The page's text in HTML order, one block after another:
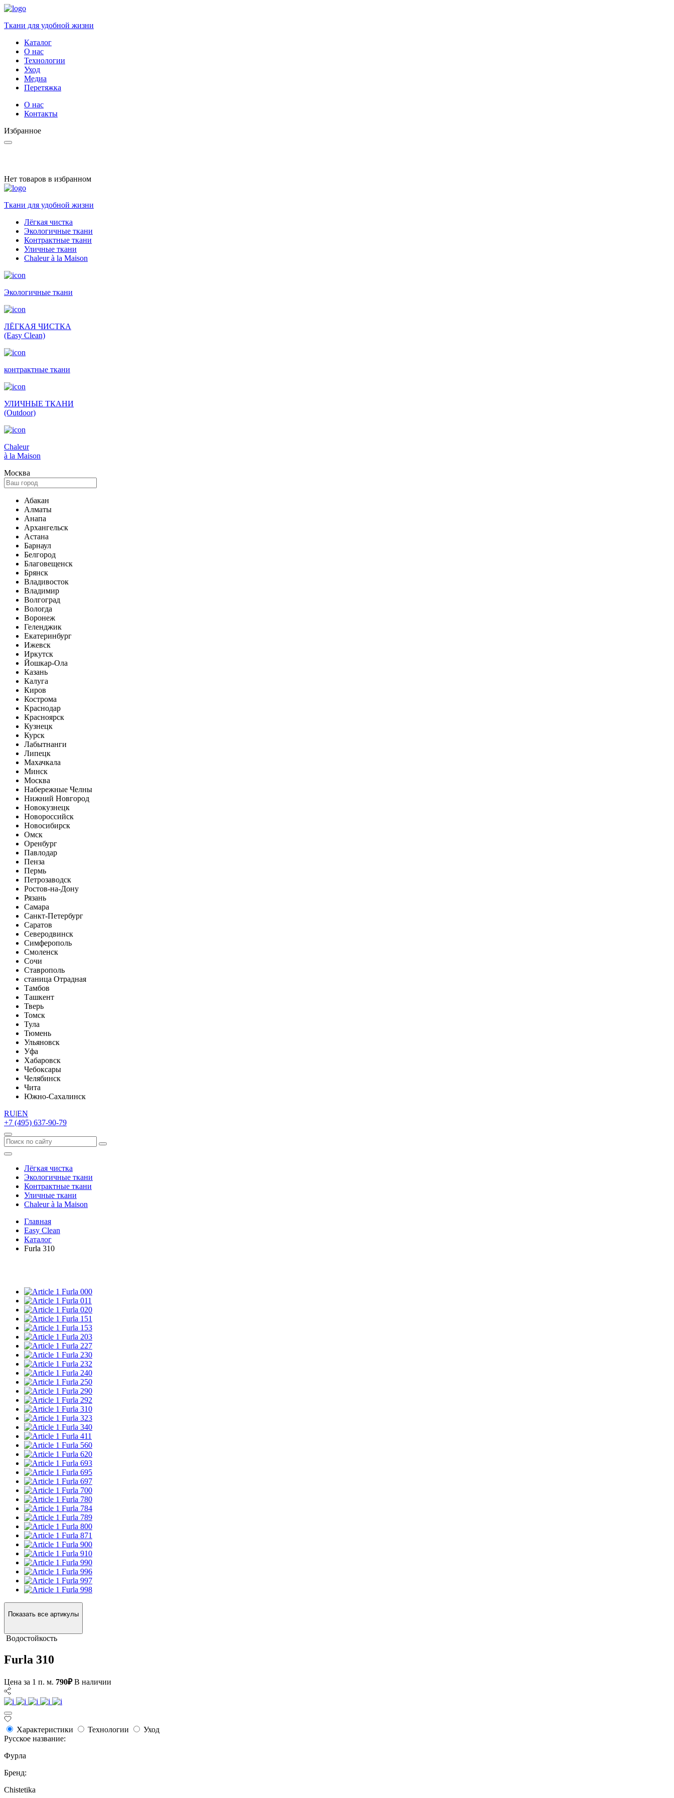
Ткани для удобной жизни
Каталог
О нас
Технологии
Уход
Медиа
Перетяжка
О нас
Контакты
Избранное
Нет товаров в избранном
Ткани для удобной жизни
Лёгкая чистка
Экологичные ткани
Контрактные ткани
Уличные ткани
Сhaleur à la Maison
Экологичные ткани
ЛЁГКАЯ ЧИСТКА
(Easy Clean)
контрактные ткани
УЛИЧНЫЕ ТКАНИ
(Outdoor)
Сhaleur
à la Maison
Москва
Абакан
Алматы
Анапа
Архангельск
Астана
Барнаул
Белгород
Благовещенск
Брянск
Владивосток
Владимир
Волгоград
Вологда
Воронеж
Геленджик
Екатеринбург
Ижевск
Иркутск
Йошкар-Ола
Казань
Калуга
Киров
Кострома
Краснодар
Красноярск
Кузнецк
Курск
Лабытнанги
Липецк
Махачкала
Минск
Москва
Набережные Челны
Нижний Новгород
Новокузнецк
Новороссийск
Новосибирск
Омск
Оренбург
Павлодар
Пенза
Пермь
Петрозаводск
Ростов-на-Дону
Рязань
Самара
Санкт-Петербург
Саратов
Северодвинск
Симферополь
Смоленск
Сочи
Ставрополь
станица Отрадная
Тамбов
Ташкент
Тверь
Томск
Тула
Тюмень
Ульяновск
Уфа
Хабаровск
Чебоксары
Челябинск
Чита
Южно-Сахалинск
RU|EN
+7 (495) 637-90-79
Лёгкая чистка
Экологичные ткани
Контрактные ткани
Уличные ткани
Сhaleur à la Maison
Главная
Easy Clean
Каталог
Furla 310
Furla 000
Furla 011
Furla 020
Furla 151
Furla 153
Furla 203
Furla 227
Furla 230
Furla 232
Furla 240
Furla 250
Furla 290
Furla 292
Furla 310
Furla 323
Furla 340
Furla 411
Furla 560
Furla 620
Furla 693
Furla 695
Furla 697
Furla 700
Furla 780
Furla 784
Furla 789
Furla 800
Furla 871
Furla 900
Furla 910
Furla 990
Furla 996
Furla 997
Furla 998
Показать все артикулы
Водостойкость
Furla 310
Цена за 1 п. м. 790₽ В наличии
Характеристики Технологии
Уход
Русское название:
Фурла
Бренд:
Chistetika